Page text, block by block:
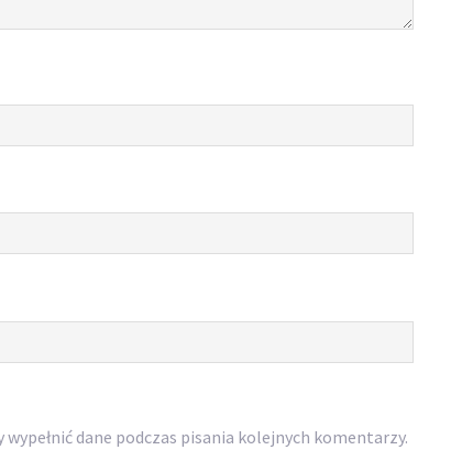
dane podczas pisania kolejnych komentarzy.